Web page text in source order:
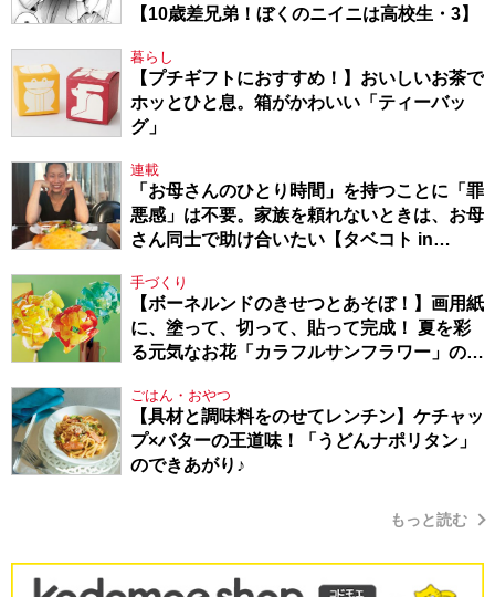
【10歳差兄弟！ぼくのニイニは高校生・3】
暮らし
【プチギフトにおすすめ！】おいしいお茶で
ホッとひと息。箱がかわいい「ティーバッ
グ」
連載
「お母さんのひとり時間」を持つことに「罪
悪感」は不要。家族を頼れないときは、お母
さん同士で助け合いたい【タベコト in
手づくり
【ボーネルンドのきせつとあそぼ！】画用紙
に、塗って、切って、貼って完成！ 夏を彩
る元気なお花「カラフルサンフラワー」の作
ごはん・おやつ
【具材と調味料をのせてレンチン】ケチャッ
プ×バターの王道味！「うどんナポリタン」
のできあがり♪
もっと読む